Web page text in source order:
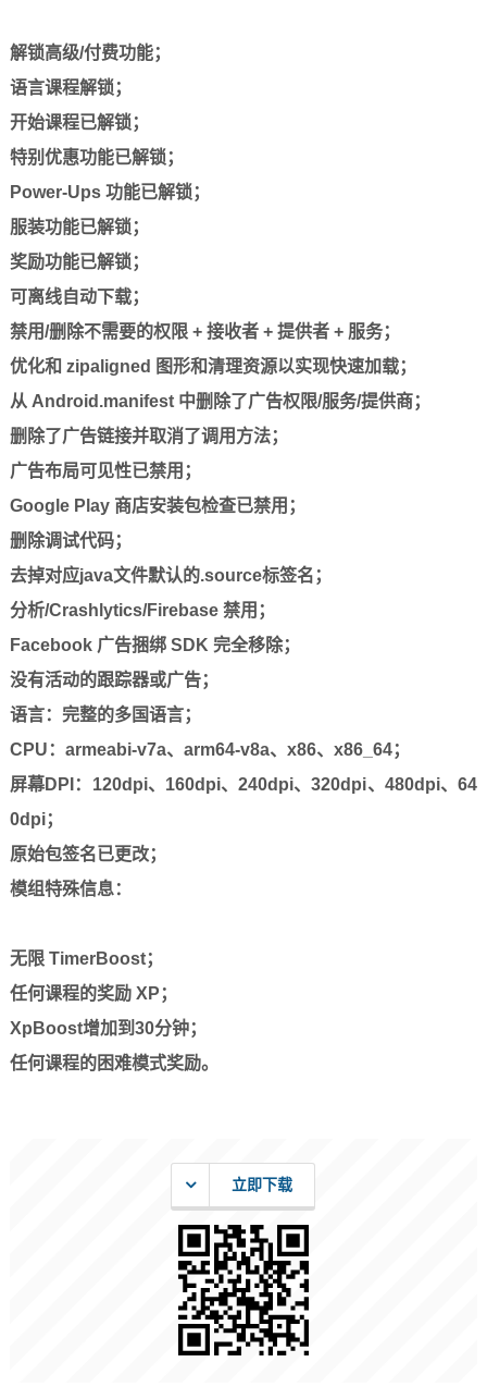
解锁高级/付费功能；
语言课程解锁；
开始课程已解锁；
特别优惠功能已解锁；
Power-Ups 功能已解锁；
服装功能已解锁；
奖励功能已解锁；
可离线自动下载；
禁用/删除不需要的权限 + 接收者 + 提供者 + 服务；
优化和 zipaligned 图形和清理资源以实现快速加载；
从 Android.manifest 中删除了广告权限/服务/提供商；
删除了广告链接并取消了调用方法；
广告布局可见性已禁用；
Google Play 商店安装包检查已禁用；
删除调试代码；
去掉对应java文件默认的.source标签名；
分析/Crashlytics/Firebase 禁用；
Facebook 广告捆绑 SDK 完全移除；
没有活动的跟踪器或广告；
语言：完整的多国语言；
CPU：armeabi-v7a、arm64-v8a、x86、x86_64；
屏幕DPI：120dpi、160dpi、240dpi、320dpi、480dpi、64
0dpi；
原始包签名已更改；
模组特殊信息：
无限 TimerBoost；
任何课程的奖励 XP；
XpBoost增加到30分钟；
任何课程的困难模式奖励。
立即下载